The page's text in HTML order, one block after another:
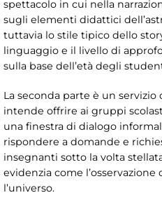
spettacolo in cui nella
sugli elementi didattici
tuttavia lo stile tipico dello
linguaggio e il livello di
sulla base dell’età degli
La seconda parte è un servizio
intende offrire ai gruppi
una finestra di dialogo
rispondere a domande e
insegnanti sotto la volta
evidenzia come
l’universo.